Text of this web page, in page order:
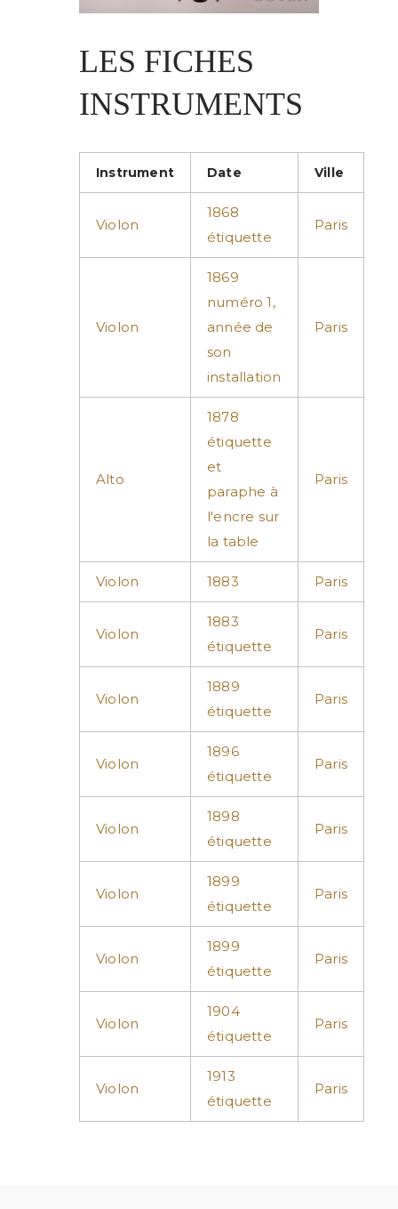
LES FICHES
INSTRUMENTS
Instrument Date Ville
Violon
1868
étiquette
Paris
Violon
1869
numéro 1,
année de
son
installation
Paris
Alto
1878
étiquette
et
paraphe à
l'encre sur
la table
Paris
Violon 1883 Paris
Violon
1883
étiquette
Paris
Violon
1889
étiquette
Paris
Violon
1896
étiquette
Paris
Violon
1898
étiquette
Paris
Violon
1899
étiquette
Paris
Violon
1899
étiquette
Paris
Violon
1904
étiquette
Paris
Violon
1913
étiquette
Paris